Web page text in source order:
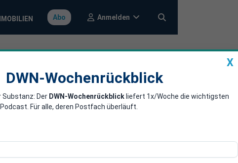
Abo Anmelden
Gürtel
mit, dass die Deutschen
X
DWN-Wochenrückblick
Substanz: Der DWN-Wochenrückblick liefert 1x/Woche die wichtigsten
Für alle, deren Postfach überläuft.